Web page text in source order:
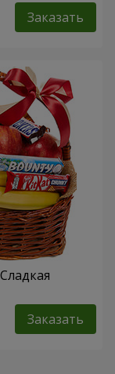
Заказать
Заказать